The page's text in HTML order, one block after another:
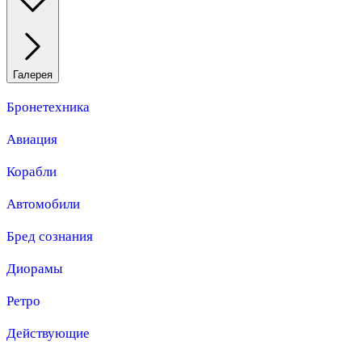
Галерея
Бронетехника
Авиация
Корабли
Автомобили
Бред сознания
Диорамы
Ретро
Действующие